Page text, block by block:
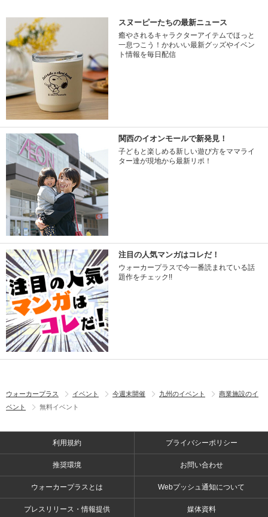
スヌーピーたちの最新ニュース
癒やされるキャラクターアイテムでほっと
一息つこう！かわいい最新グッズやイベン
ト情報を毎日配信
関西のイオンモールで新発見！
子どもと楽しめる新しい遊び方をママライ
ター達が現地から最新リポ！
注目の人気マンガはコレだ！
ウォーカープラスで今一番読まれている話
題作をチェック!!
ウォーカープラス イベント 今週末開催 九州のイベント
商業施設のイ
ベント
無料イベント
利用規約 プライバシーポリシー
推奨環境 お問い合わせ
ウォーカープラスとは Webプッシュ通知について
プレスリリース・情報提供 媒体資料